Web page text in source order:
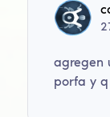
agregen
porfa y